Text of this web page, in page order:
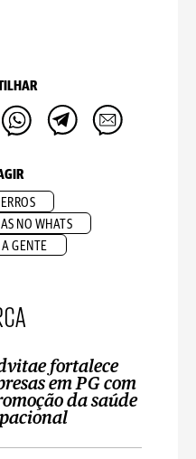
NO WHATS
GENTE
fortalece
em PG com
da saúde